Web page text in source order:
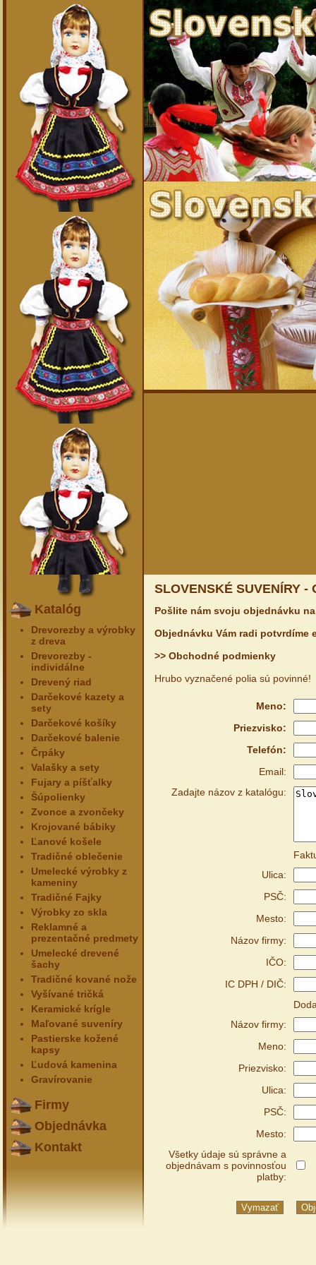
Katalóg
Drevorezby a výrobky
z dreva
Drevorezby -
individálne
Drevený riad
Darčekové kazety a
sety
Darčekové košíky
Darčekové balenie
Črpáky
Valašky a sety
Fujary a píšťalky
Šúpolienky
Zvonce a zvončeky
Krojované bábiky
Ľanové košele
Tradičné oblečenie
Umelecké výrobky z
kameniny
Tradičné Fajky
Výrobky zo skla
Reklamné a
prezentačné predmety
Umelecké drevené
šachy
Tradičné kované nože
Vyšívané tričká
Keramické krígle
Maľované suveníry
Pastierske kožené
kapsy
Ľudová kamenina
Gravírovanie
Firmy
Objednávka
Kontakt
SLOVENSKÉ SUVENÍRY -
Pošlite nám svoju objednávku
Objednávku Vám radi potvrdíme
>> Obchodné podmienky
Hrubo vyznačené polia sú povinné!
Meno:
Priezvisko:
Telefón:
Email:
Zadajte názov z katalógu:
Ulica:
PSČ:
Mesto:
Názov firmy:
IČO:
IC DPH / DIČ:
Názov firmy:
Meno:
Priezvisko:
Ulica:
PSČ:
Mesto:
Všetky údaje sú správne a
objednávam s povinnosťou
platby: